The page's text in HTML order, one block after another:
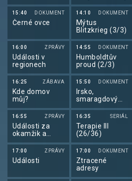
15:40 DOKUMENT
Černé ovce
16:00 ZPRÁVY
Události v
regionech
16:25 ZÁBAVA
Kde domov
můj?
16:55 ZPRÁVY
Události za
okamžik a
počasí
17:00 ZPRÁVY
Události
14:10 DOKUMENT
Mýtus
Blitzkrieg (3/3)
14:55 DOKUMENT
Humboldtův
proud (2/3)
15:50 DOKUMENT
Irsko,
smaragdový
ostrov
16:35 SERIÁL
Terapie III
(26/36)
17:00 DOKUMENT
Ztracené
adresy